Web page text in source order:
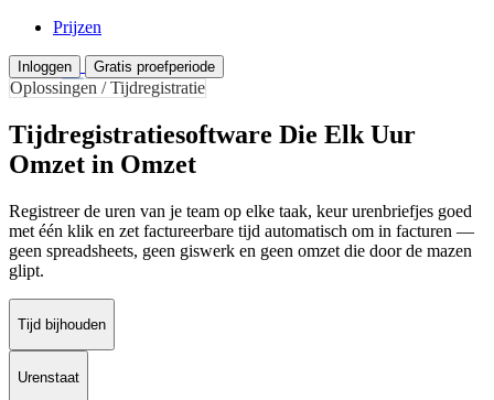
Prijzen
Inloggen Gratis proefperiode
Oplossingen / Tijdregistratie
Tijdregistratiesoftware Die Elk Uur
Omzet in Omzet
Registreer de uren van je team op elke taak, keur urenbriefjes goed
met één klik en zet factureerbare tijd automatisch om in facturen —
geen spreadsheets, geen giswerk en geen omzet die door de mazen
glipt.
Tijd bijhouden
Urenstaat